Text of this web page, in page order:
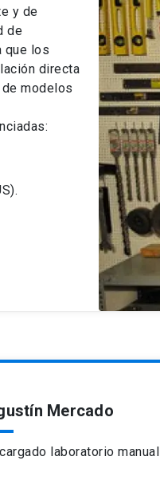
y de
de
que los
directa
modelos
Mercado
laboratorio manual